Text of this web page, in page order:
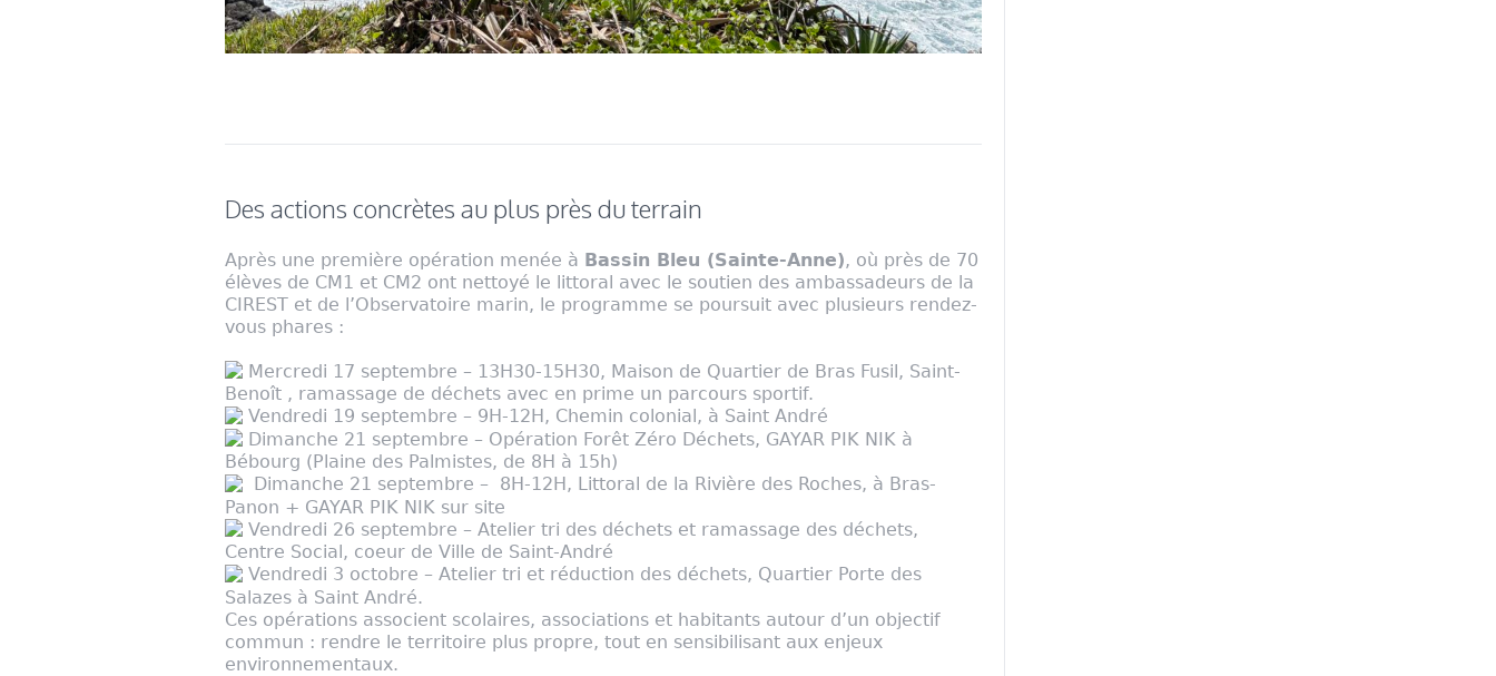
Des actions concrètes au plus près du terrain
Après une première opération menée à Bassin Bleu (Sainte-Anne), où près de 70
élèves de CM1 et CM2 ont nettoyé le littoral avec le soutien des ambassadeurs de la
CIREST et de l’Observatoire marin, le programme se poursuit avec plusieurs rendez-
vous phares :
Mercredi 17 septembre – 13H30-15H30, Maison de Quartier de Bras Fusil, Saint-
Benoît , ramassage de déchets avec en prime un parcours sportif.
Vendredi 19 septembre – 9H-12H, Chemin colonial, à Saint André
Dimanche 21 septembre – Opération Forêt Zéro Déchets, GAYAR PIK NIK à
Bébourg (Plaine des Palmistes, de 8H à 15h)
Dimanche 21 septembre – 8H-12H, Littoral de la Rivière des Roches, à Bras-
Panon + GAYAR PIK NIK sur site
Vendredi 26 septembre – Atelier tri des déchets et ramassage des déchets,
Centre Social, coeur de Ville de Saint-André
Vendredi 3 octobre – Atelier tri et réduction des déchets, Quartier Porte des
Salazes à Saint André.
Ces opérations associent scolaires, associations et habitants autour d’un objectif
commun : rendre le territoire plus propre, tout en sensibilisant aux enjeux
environnementaux.